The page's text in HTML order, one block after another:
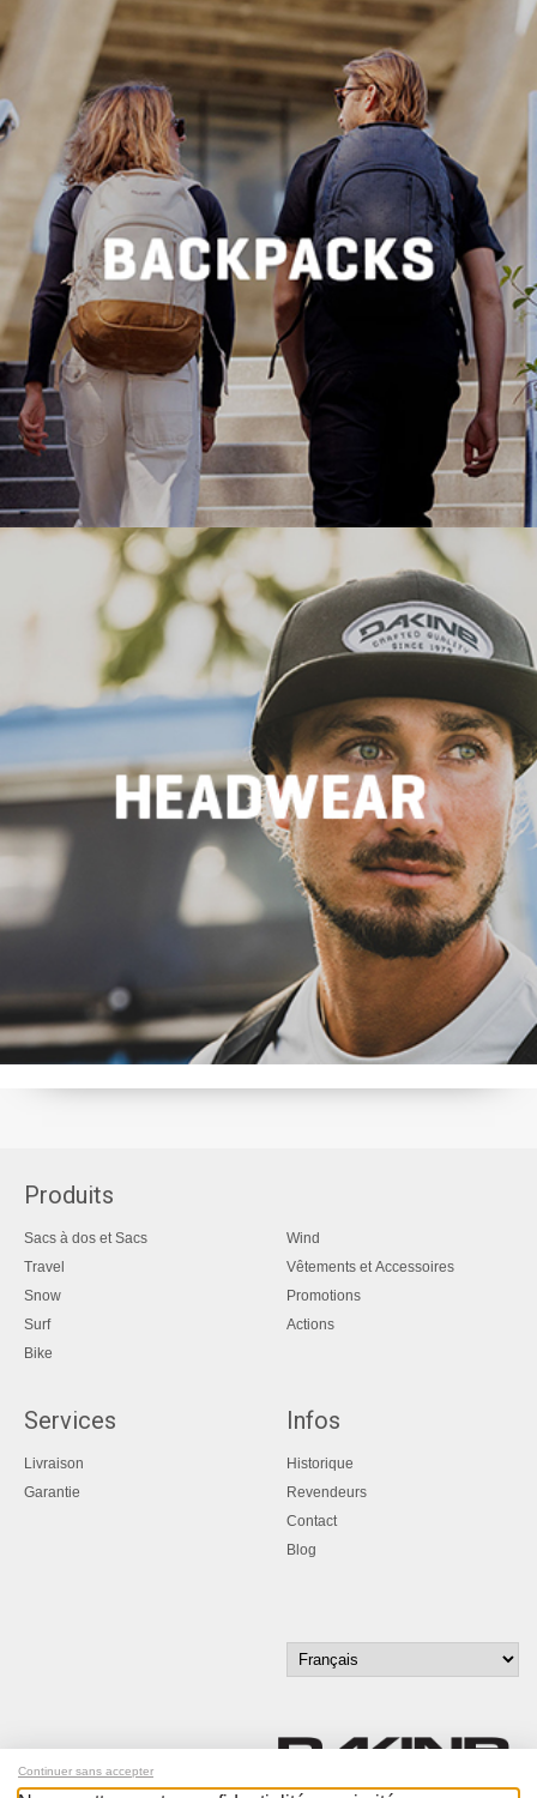
Produits
Sacs à dos et Sacs
Travel
Snow
Surf
Bike
Wind
Vêtements et Accessoires
Promotions
Actions
Services
Livraison
Garantie
Infos
Historique
Revendeurs
Contact
Blog
Continuer sans accepter